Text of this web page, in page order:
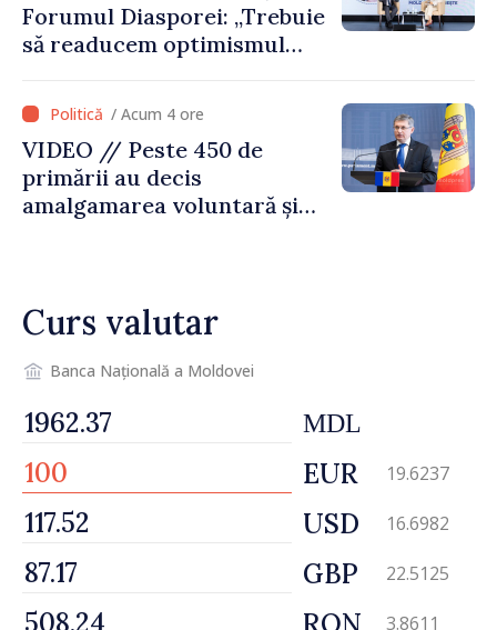
Forumul Diasporei: „Trebuie
să readucem optimismul
Republica Moldova merge în
direcția corectă”
/ Acum 4 ore
VIDEO // Peste 450 de
primării au decis
amalgamarea voluntară și
depășim blocajele și să dăm o
șansă localităților să se
dezvolte”
Curs valutar
Banca Națională a Moldovei
MDL
EUR 19.6237
USD 16.6982
GBP 22.5125
3.8611